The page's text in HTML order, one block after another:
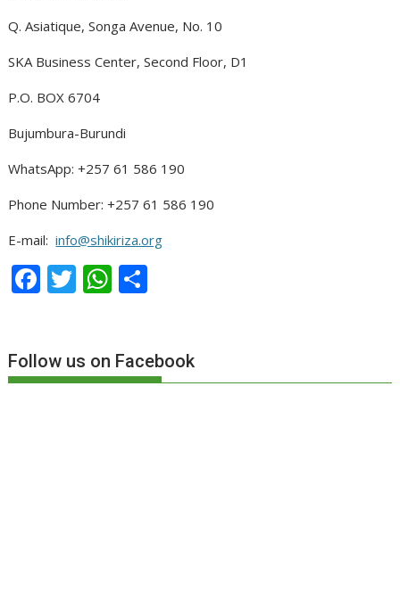
Q. Asiatique, Songa Avenue, No. 10
SKA Business Center, Second Floor, D1
P.O. BOX 6704
Bujumbura-Burundi
WhatsApp: +257 61 586 190
Phone Number: +257 61 586 190
E-mail:info@shikiriza.org
F
b
o
T
er
W
s
A
g
er
Follow us on Facebook